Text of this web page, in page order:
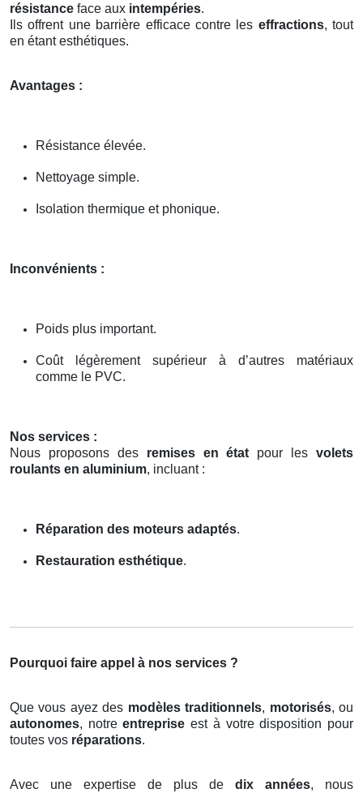
résistance face aux intempéries.
Ils offrent une barrière efficace contre les effractions, tout
en étant esthétiques.
Avantages :
Résistance élevée.
Nettoyage simple.
Isolation thermique et phonique.
Inconvénients :
Poids plus important.
Coût légèrement supérieur à d’autres matériaux
comme le PVC.
Nos services :
Nous proposons des remises en état pour les volets
roulants en aluminium, incluant :
Réparation des moteurs adaptés.
Restauration esthétique.
Pourquoi faire appel à nos services ?
Que vous ayez des modèles traditionnels, motorisés, ou
autonomes, notreentreprise est à votre disposition pour
toutes vos réparations.
Avec une expertise de plus de dix années, nous